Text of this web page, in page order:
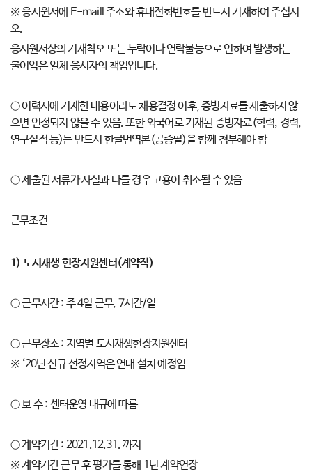
※ 응시원서에 E-maill 주소와 휴대전화번호를 반드시 기재하여 주십시
오.
응시원서상의 기재착오 또는 누락이나 연락불능으로 인하여 발생하는
불이익은 일체 응시자의 책임입니다.
○ 이력서에 기재한 내용이라도 채용결정 이후, 증빙자료를 제출하지 않
으면 인정되지 않을 수 있음. 또한 외국어로 기재된 증빙자료(학력, 경력,
연구실적 등)는 반드시 한글번역본(공증필)을 함께 첨부해야 함
○ 제출된 서류가 사실과 다를 경우 고용이 취소될 수 있음
근무조건
1) 도시재생 현장지원센터 (계약직)
○ 근무시간 : 주 4일 근무, 7시간/일
○ 근무장소 : 지역별 도시재생현장지원센터
※ ‘20년 신규 선정지역은 연내 설치 예정임
○ 보 수 : 센터운영 내규에 따름
○ 계약기간 : 2021.12.31. 까지
※ 계약기간 근무 후 평가를 통해 1년 계약연장